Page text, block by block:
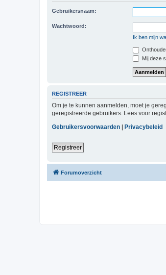
Gebruikersnaam:
Wachtwoord:
Ik ben mijn
Mij deze
REGISTREER
Om je te kunnen aanmelden, moet je
geregistreerde gebruikers. Lees voor
Gebruikersvoorwaarden | Privacybeleid
Registreer
Forumoverzicht